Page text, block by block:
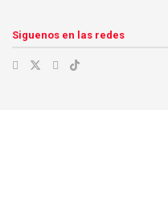
Siguenos en las redes